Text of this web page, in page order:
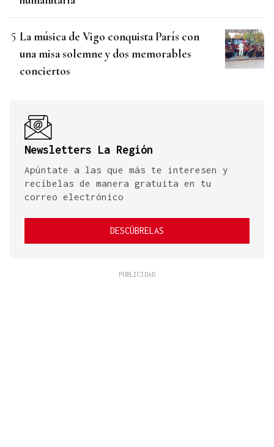
La música de Vigo conquista París con
una misa solemne y dos memorables
conciertos
Newsletters La Región
Apúntate a las que más te interesen y
recíbelas de manera gratuita en tu
correo electrónico
DESCÚBRELAS